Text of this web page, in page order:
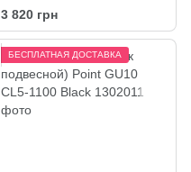
P75-200 White
3 820 грн
БЕСПЛАТНАЯ ДОСТАВКА